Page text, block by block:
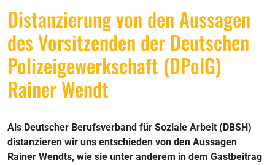
Distanzierung von den Aussagen
des Vorsitzenden der Deutschen
Polizeigewerkschaft (DPolG)
Rainer Wendt
Als Deutscher Berufsverband für Soziale Arbeit (DBSH)
distanzieren wir uns entschieden von den Aussagen
Rainer Wendts, wie sie unter anderem in dem Gastbeitrag